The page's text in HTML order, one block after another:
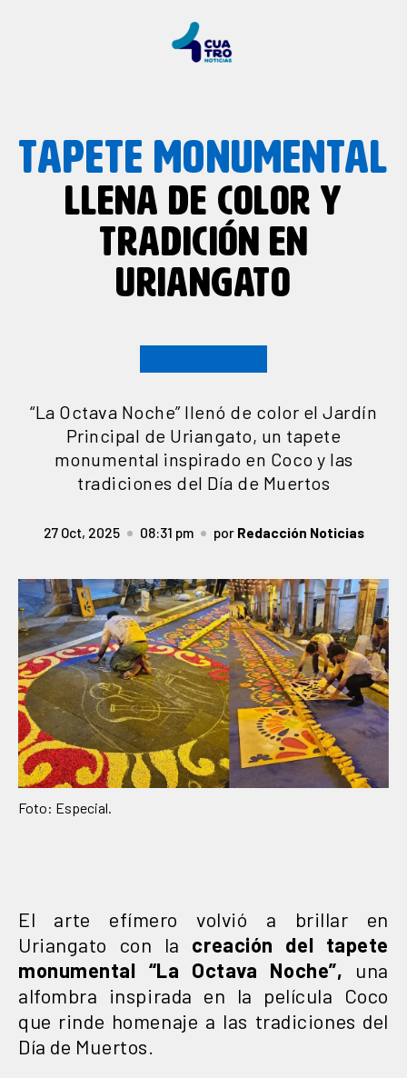
TAPETE MONUMENTAL
LLENA DE COLOR Y
TRADICIÓN EN
URIANGATO
“La Octava Noche” llenó de color el Jardín
Principal de Uriangato, un tapete
monumental inspirado en Coco y las
tradiciones del Día de Muertos
27 Oct, 2025 08:31 pm por Redacción Noticias
Foto: Especial.
El arte efímero volvió a brillar en
Uriangato con la creación del tapete
monumental “La Octava Noche”, una
alfombra inspirada en la película Coco
que rinde homenaje a las tradiciones del
Día de Muertos.